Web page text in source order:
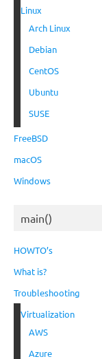
Linux
Arch Linux
Debian
CentOS
Ubuntu
SUSE
FreeBSD
macOS
Windows
main()
HOWTO’s
What is?
Troubleshooting
Virtualization
AWS
Azure